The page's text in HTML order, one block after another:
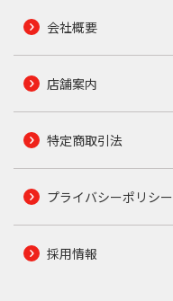
会社概要
店舗案内
特定商取引法
プライバシーポリシー
採用情報